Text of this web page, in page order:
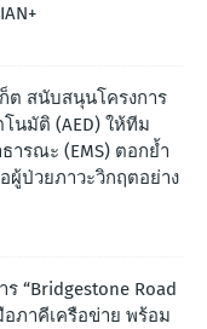
ต สนับสนุนโครงการ
นมัติ (AED) ให้ทีม
ารณะ (EMS) ตอกย้ำ
ผู้ป่วยภาวะวิกฤตอย่าง
“Bridgestone Road
อภาคีเครือข่าย พร้อม